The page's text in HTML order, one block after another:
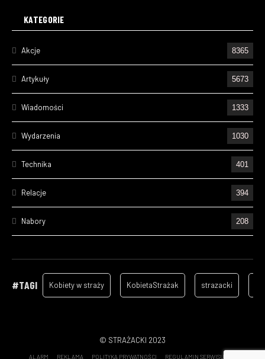
KATEGORIE
Akcje 8365
Artykuły 5673
Wiadomości 1333
Wydarzenia 1030
Technika 401
Relacje 394
Nabory 208
157
#TAGI Kobiety w straży KobietaStrażak strazacki
© STRAŻACKI 2023
ALARM REKLAMA POLITYKA PRYWATNOŚCI REGULAMIN SERWISU